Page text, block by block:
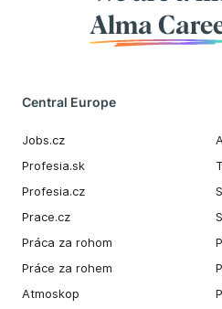
Alma
Central Europe
Jobs.cz
Profesia.sk
Profesia.cz
Prace.cz
Práca za rohom
Práce za rohem
Atmoskop